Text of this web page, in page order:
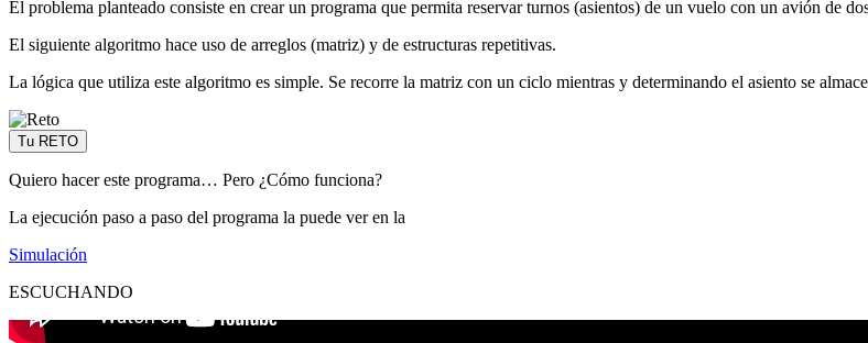
El problema planteado consiste en crear un programa que permita reservar turnos (asientos) de un vuelo con un avión de
El siguiente algoritmo hace uso de arreglos (matriz) y de estructuras repetitivas.
La lógica que utiliza este algoritmo es simple. Se recorre la matriz con un ciclo mientras y determinando el asiento se
Tu RETO
Quiero hacer este programa… Pero ¿Cómo funciona?
La ejecución paso a paso del programa la puede ver en la
Simulación
ESCUCHANDO